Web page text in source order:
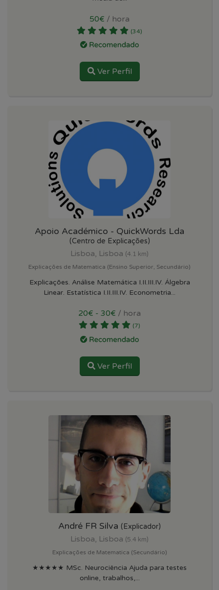
50€ / hora
(34)
Ver Perfil
Apoio Académico - QuickWords Lda
(Centro de Explicações)
Lisboa, Lisboa (4.1 km)
Explicações de Matematica (Ensino Superior, Secundário)
Explicações. Análise Matemática I.II.III.IV. Álgebra
Linear. Estatística I.II.III.IV. Econometria...
20€ - 30€ / hora
(7)
Ver Perfil
André FR Silva (Explicador)
Lisboa, Lisboa (5.4 km)
Explicações de Matematica (Secundário)
★★★★★ MSc. Neurociência Ajuda para testes
online, trabalhos,...